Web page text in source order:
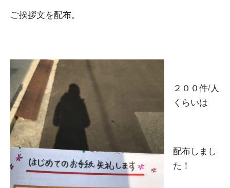
ご挨拶文を配布。
２００件/人
くらいは
配布しまし
た！